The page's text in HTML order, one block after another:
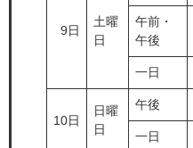
9日
土曜
日
午前・
午後
一日
10日
日曜
日
午後
一日